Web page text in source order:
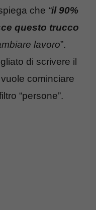
che “il 90%
questo trucco
lavoro”.
di scrivere il
cominciare
“persone”.